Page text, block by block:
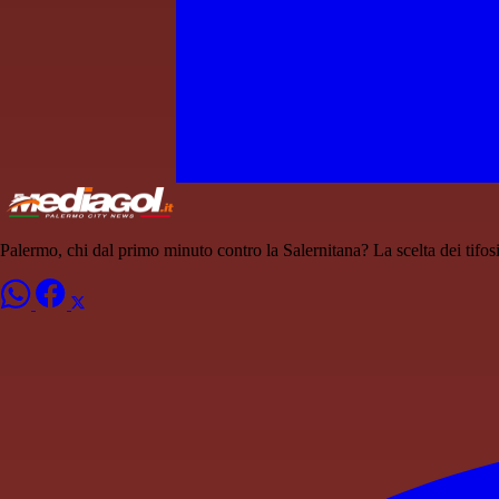
Palermo, chi dal primo minuto contro la Salernitana? La scelta dei tifosi